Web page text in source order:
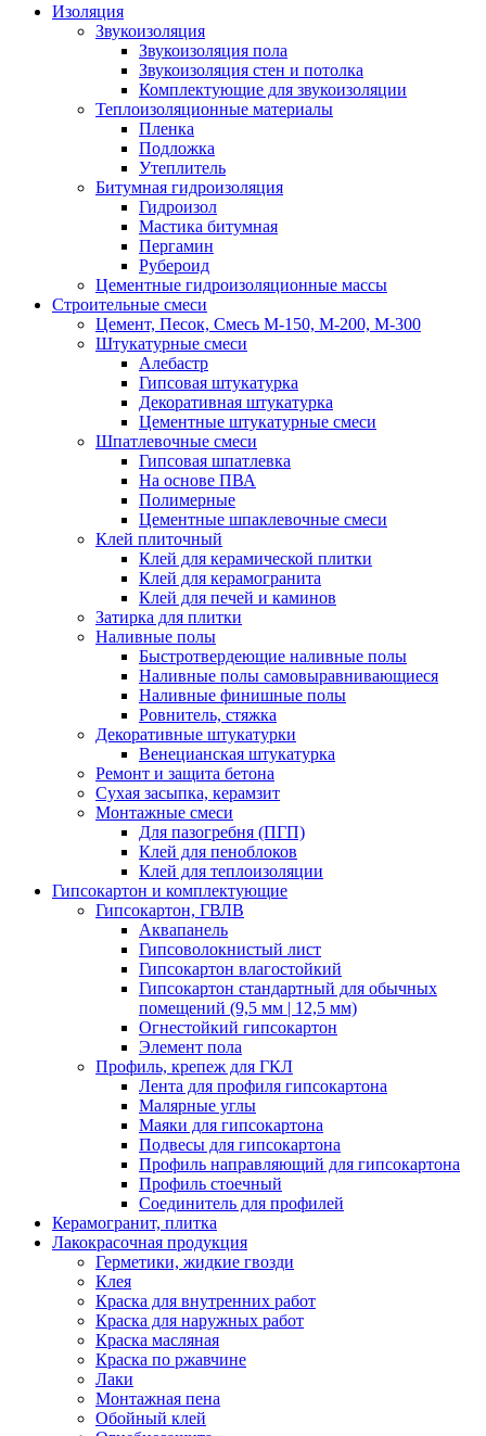
Изоляция
Звукоизоляция
Звукоизоляция пола
Звукоизоляция стен и потолка
Комплектующие для звукоизоляции
Теплоизоляционные материалы
Пленка
Подложка
Утеплитель
Битумная гидроизоляция
Гидроизол
Мастика битумная
Пергамин
Рубероид
Цементные гидроизоляционные массы
Строительные смеси
Цемент, Песок, Смесь М-150, М-200, М-300
Штукатурные смеси
Алебастр
Гипсовая штукатурка
Декоративная штукатурка
Цементные штукатурные смеси
Шпатлевочные смеси
Гипсовая шпатлевка
На основе ПВА
Полимерные
Цементные шпаклевочные смеси
Клей плиточный
Клей для керамической плитки
Клей для керамогранита
Клей для печей и каминов
Затирка для плитки
Наливные полы
Быстротвердеющие наливные полы
Наливные полы самовыравнивающиеся
Наливные финишные полы
Ровнитель, стяжка
Декоративные штукатурки
Венецианская штукатурка
Ремонт и защита бетона
Сухая засыпка, керамзит
Монтажные смеси
Для пазогребня (ПГП)
Клей для пеноблоков
Клей для теплоизоляции
Гипсокартон и комплектующие
Гипсокартон, ГВЛВ
Аквапанель
Гипсоволокнистый лист
Гипсокартон влагостойкий
Гипсокартон стандартный для обычных
помещений (9,5 мм | 12,5 мм)
Огнестойкий гипсокартон
Элемент пола
Профиль, крепеж для ГКЛ
Лента для профиля гипсокартона
Малярные углы
Маяки для гипсокартона
Подвесы для гипсокартона
Профиль направляющий для гипсокартона
Профиль стоечный
Соединитель для профилей
Керамогранит, плитка
Лакокрасочная продукция
Герметики, жидкие гвозди
Клея
Краска для внутренних работ
Краска для наружных работ
Краска масляная
Краска по ржавчине
Лаки
Монтажная пена
Обойный клей